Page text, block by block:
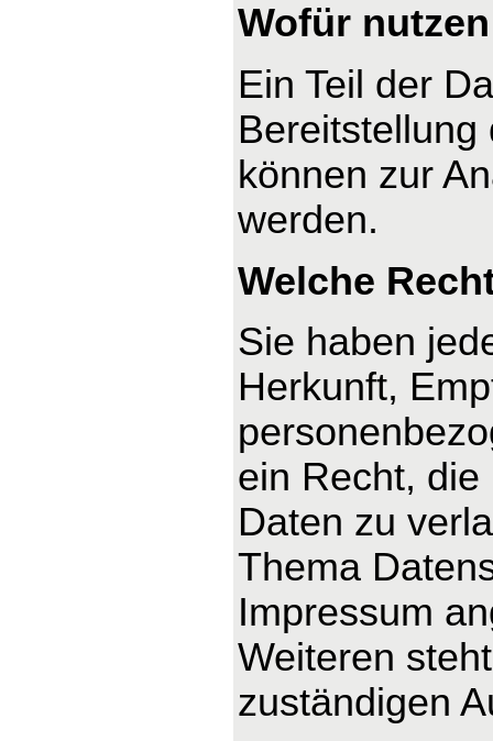
Wofür
Ein Teil der
können zur
werden.
Welche
Sie haben
Herkunft,
ein Recht,
Daten zu
Thema
Impressum
Weiteren
zuständigen